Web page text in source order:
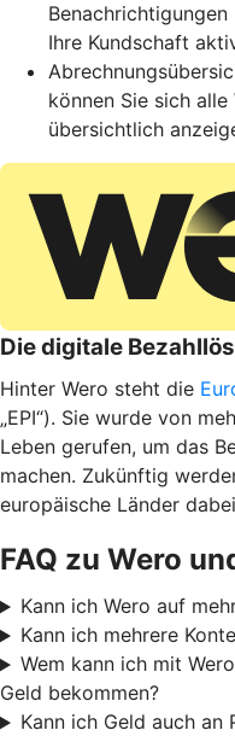
Benachrichtigungen
Ihre Kundschaft
können Sie sich alle
übersichtlich
Die digitale
Hinter Wero steht die
„EPI“). Sie wurde von
Leben gerufen, um das
machen. Zukünftig
europäische Länder
FAQ zu Wero
Kann ich Wero auf
Kann ich mehrere
Wem kann ich mit
Geld bekommen?
Kann ich Geld auch an